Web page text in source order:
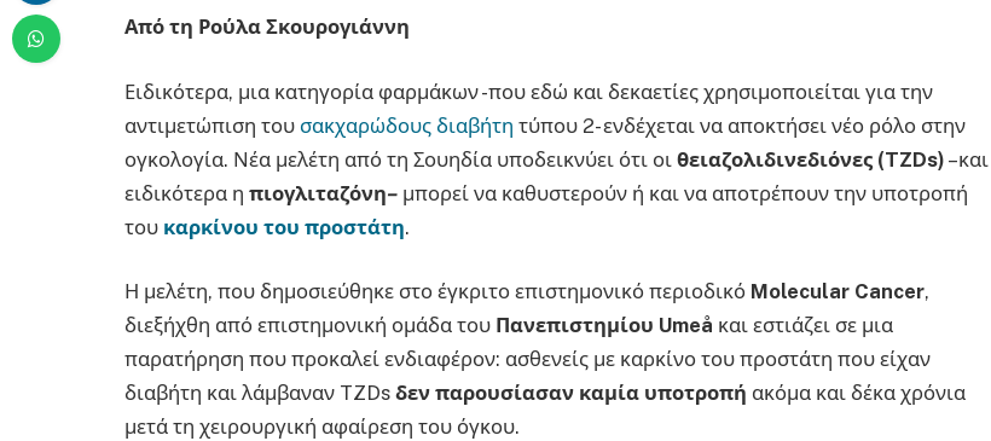
Από τη Ρούλα Σκουρογιάννη
Ειδικότερα, μια κατηγορία φαρμάκων -που εδώ και δεκαετίες χρησιμοποιείται για την
αντιμετώπιση του σακχαρώδους διαβήτη τύπου 2- ενδέχεται να αποκτήσει νέο ρόλο στην
ογκολογία. Νέα μελέτη από τη Σουηδία υποδεικνύει ότι οι θειαζολιδινεδιόνες (TZDs) –και
ειδικότερα η πιογλιταζόνη– μπορεί να καθυστερούν ή και να αποτρέπουν την υποτροπή
του καρκίνου του προστάτη.
Η μελέτη, που δημοσιεύθηκε στο έγκριτο επιστημονικό περιοδικό Molecular Cancer,
διεξήχθη από επιστημονική ομάδα του Πανεπιστημίου Umeå και εστιάζει σε μια
παρατήρηση που προκαλεί ενδιαφέρον: ασθενείς με καρκίνο του προστάτη που είχαν
διαβήτη και λάμβαναν TZDs δεν παρουσίασαν καμία υποτροπή ακόμα και δέκα χρόνια
μετά τη χειρουργική αφαίρεση του όγκου.